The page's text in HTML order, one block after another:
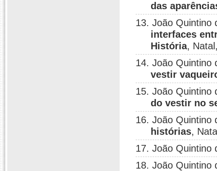
das
13. João Quintino
interfaces
História,
14. João Quintino
vestir
15. João Quintino
do vestir no
16. João Quintino
histórias,
17. João Quintino
18. João Quintino